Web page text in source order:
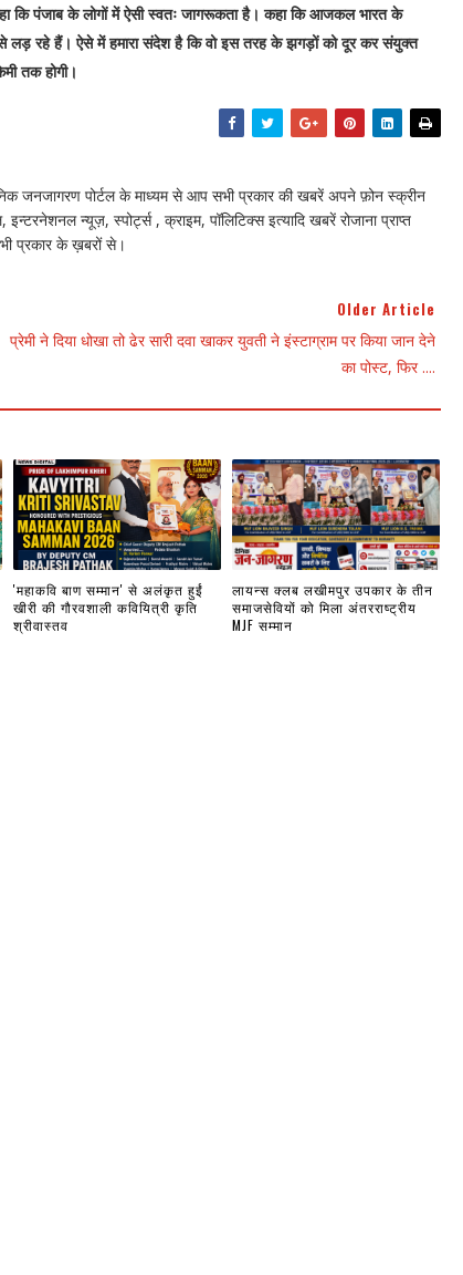
कि पंजाब के लोगों में ऐसी स्वतः जागरूकता है। कहा कि आजकल भारत के
लड़ रहे हैं। ऐसे में हमारा संदेश है कि वो इस तरह के झगड़ों को दूर कर संयुक्त
तक होगी।
जनजागरण पोर्टल के माध्यम से आप सभी प्रकार की खबरें अपने फ़ोन स्क्रीन
न्यूज़, स्पोर्ट्स , क्राइम, पॉलिटिक्स इत्यादि खबरें रोजाना प्राप्त
प्रकार के ख़बरों से।
Older Article
प्रेमी ने दिया धोखा तो ढेर सारी दवा खाकर युवती ने इंस्टाग्राम पर किया जान देने
का पोस्ट, फिर ....
'महाकवि बाण सम्मान' से अलंकृत हुईं
खीरी की गौरवशाली कवियित्री कृति
श्रीवास्तव
लायन्स क्लब लखीमपुर उपकार के तीन
समाजसेवियों को मिला अंतरराष्ट्रीय
MJF सम्मान